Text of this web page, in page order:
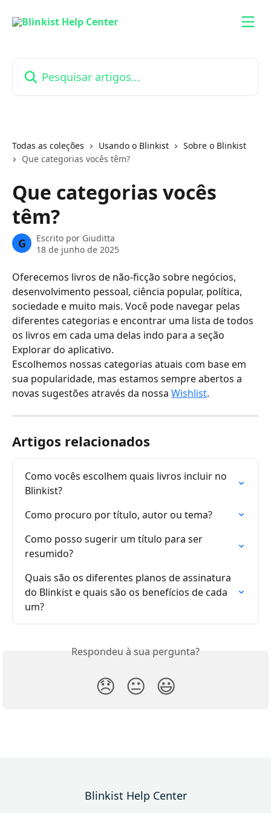
Todas as coleções Usando o Blinkist
Sobre o Blinkist
Que categorias vocês têm?
Que categorias vocês
têm?
G Escrito por Giuditta
18 de junho de 2025
Oferecemos livros de não-ficção sobre negócios,
desenvolvimento pessoal, ciência popular, política,
sociedade e muito mais. Você pode navegar pelas
diferentes categorias e encontrar uma lista de todos
os livros em cada uma delas indo para a seção
Explorar do aplicativo.
Escolhemos nossas categorias atuais com base em
sua popularidade, mas estamos sempre abertos a
novas sugestões através da nossa Wishlist.
Artigos relacionados
Como vocês escolhem quais livros incluir no
Blinkist?
Como procuro por título, autor ou tema?
Como posso sugerir um título para ser
resumido?
Quais são os diferentes planos de assinatura
do Blinkist e quais são os benefícios de cada
um?
Respondeu à sua pergunta?
😞 😐 😃
Blinkist Help Center